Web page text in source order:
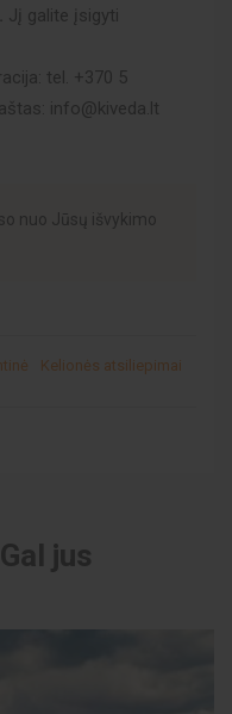
Jį galite įsigyti
tel. +370 5
info@kiveda.lt
nuo Jūsų išvykimo
Kelionės atsiliepimai
jus